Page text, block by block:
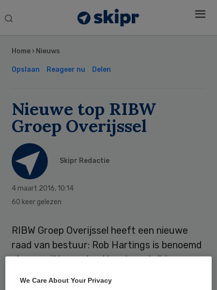
Search
Home › Nieuws
Opslaan Reageer nu Delen
Nieuwe top RIBW
Groep Overijssel
Skipr Redactie
4 maart 2016, 10:14
60 keer gelezen
RIBW Groep Overijssel heeft een nieuwe
raad van bestuur: Rob Hartings is benoemd
als voorzitter en Ina Huesken als lid.
Rob Hartings (56) is van huis uit econoom
Sidebar
We Care About Your Privacy